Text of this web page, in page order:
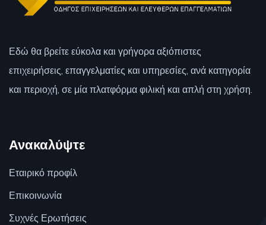
Εδώ θα βρείτε εύκολα και γρήγορα αξιόπιστες
επιχειρήσεις, επαγγελματίες και υπηρεσίες, ανά κατηγορία
και περιοχή, σε μία πλατφόρμα φιλική και απλή στη χρήση.
Ανακαλύψτε
Εταιρικό προφίλ
Επικοινωνία
Συχνές Ερωτήσεις